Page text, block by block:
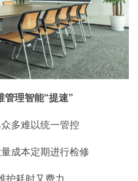
管理智能“提速”
多难以统一管控
成本定期进行检修
护耗时又费力